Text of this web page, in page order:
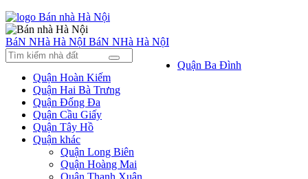
BáN NHà Hà NộI BáN NHà Hà NộI
Quận Ba Đình
Quận Hoàn Kiếm
Quận Hai Bà Trưng
Quận Đống Đa
Quận Cầu Giấy
Quận Tây Hồ
Quận khác
Quận Long Biên
Quận Hoàng Mai
Quận Thanh Xuân